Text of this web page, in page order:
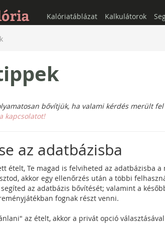
Kalóriatáblázat Kalkulátorok
bővítjük, ha valami kérdés merült
kapcsolatot!
az adatbázisba
ételt, Te magad is felviheted az adatbázisba
akkor egy ellenőrzés után a többi
az adatbázis bővítését; valamint a
fognak részt venni.
az ételt, akkor a privát opció